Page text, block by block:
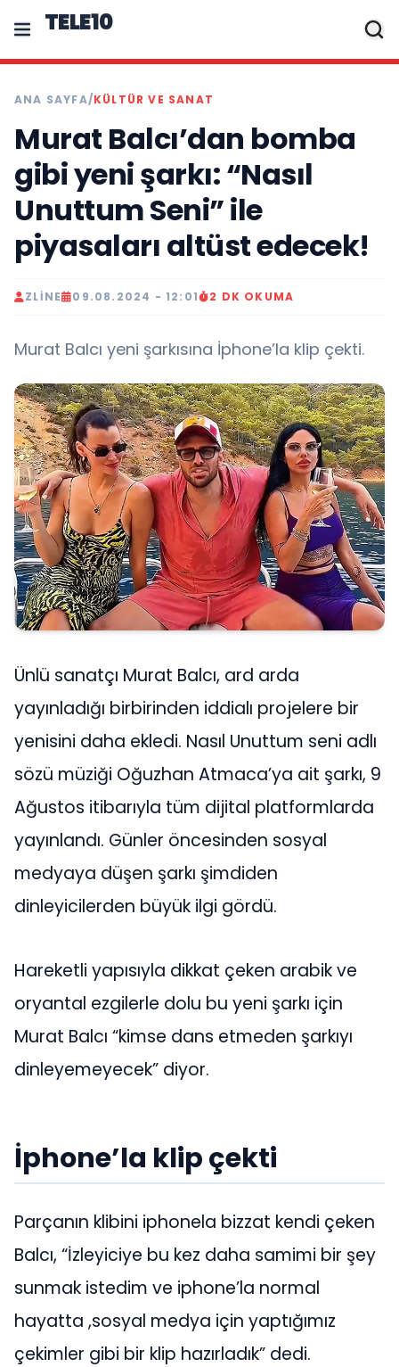
TELE10
ANA SAYFA/KÜLTÜR VE SANAT
Murat Balcı’dan bomba
gibi yeni şarkı: “Nasıl
Unuttum Seni” ile
piyasaları altüst edecek!
ZLINE 09.08.2024 - 12:01 2 DK OKUMA
Murat Balcı yeni şarkısına İphone’la klip çekti.
Ünlü sanatçı Murat Balcı, ard arda
yayınladığı birbirinden iddialı projelere bir
yenisini daha ekledi. Nasıl Unuttum seni adlı
sözü müziği Oğuzhan Atmaca’ya ait şarkı, 9
Ağustos itibarıyla tüm dijital platformlarda
yayınlandı. Günler öncesinden sosyal
medyaya düşen şarkı şimdiden
dinleyicilerden büyük ilgi gördü.
Hareketli yapısıyla dikkat çeken arabik ve
oryantal ezgilerle dolu bu yeni şarkı için
Murat Balcı “kimse dans etmeden şarkıyı
dinleyemeyecek” diyor.
İphone’la klip çekti
Parçanın klibini iphonela bizzat kendi çeken
Balcı, “İzleyiciye bu kez daha samimi bir şey
sunmak istedim ve iphone’la normal
hayatta ,sosyal medya için yaptığımız
çekimler gibi bir klip hazırladık” dedi.